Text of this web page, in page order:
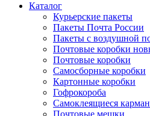
Каталог
Курьерские пакеты
Пакеты Почта России
Пакеты с воздушной
Почтовые коробки
Почтовые коробки
Самосборные коробки
Картонные коробки
Гофрокороба
Самоклеящиеся
Почтовые мешки